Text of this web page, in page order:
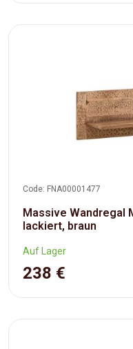
Code: FNA00001477
Massive Wandregal
lackiert, braun
Auf Lager
238 €